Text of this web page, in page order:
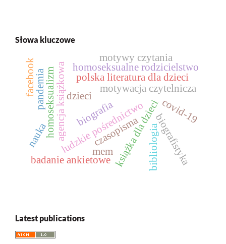
Słowa kluczowe
motywacja czytelnicza
ludzkie pośrednictwo
agencja książkowa biografia
polska literatura dla dzieci
książka dla dzieci
homoseksualizm dzieci
homoseksualne rodzicielstwo
nauka biografistyka
bibliologia
covid-19
pandemia
facebook
czasopisma
badanie ankietowe
motywy czytania
mem
Latest publications